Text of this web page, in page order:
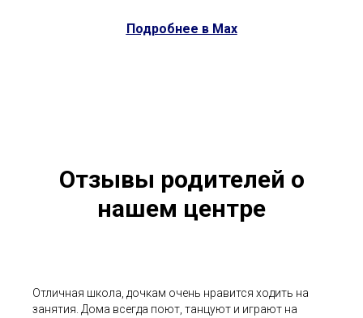
Подробнее в Мах
Отзывы родителей о
нашем центре
Отличная школа, дочкам очень нравится ходить на
занятия. Дома всегда поют, танцуют и играют на